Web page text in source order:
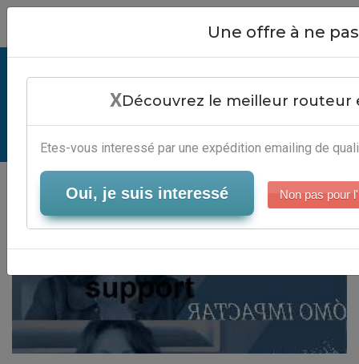
Emailing Hotmail Support - Logiciel
Campagne Emailing
Serveur-Emailing
Close
Une offre à ne
XDécouvrez le meilleur routeur
Etes-vous interessé par une expédition emailing de
Oui, je suis interessé Non pas pour